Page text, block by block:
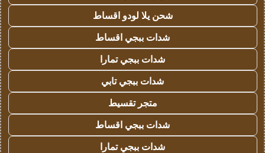
شحن يلا لودو اقساط
شدات ببجي اقساط
شدات ببجي تمارا
شدات ببجي تابي
متجر تقسيط
شدات ببجي اقساط
شدات ببجي تمارا